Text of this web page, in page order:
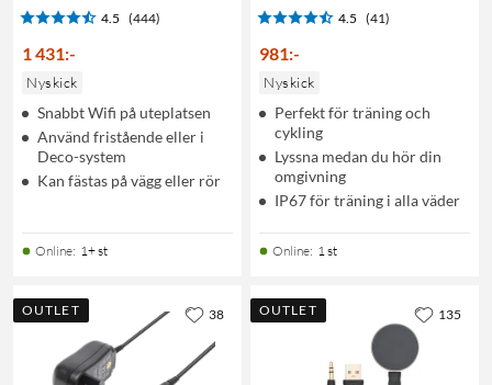
4.5 (444)
1 431:-
Nyskick
Snabbt Wifi på uteplatsen
Använd fristående eller i
Deco-system
Kan fästas på vägg eller rör
Online: 1+ st
4.5 (41)
981:-
Nyskick
Perfekt för träning och
cykling
Lyssna medan du hör din
omgivning
IP67 för träning i alla väder
Online: 1 st
OUTLET 38 OUTLET 135